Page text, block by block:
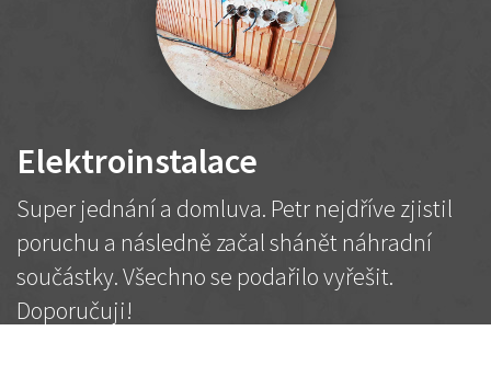
Elektroinstalace
Super jednání a domluva. Petr nejdříve zjistil
poruchu a následně začal shánět náhradní
součástky. Všechno se podařilo vyřešit.
Doporučuji!